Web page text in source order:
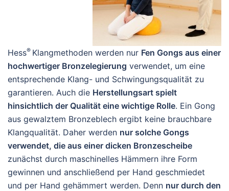
Hess® Klangmethoden werden nur Fen Gongs aus einer
hochwertiger Bronzelegierung verwendet, um eine
entsprechende Klang- und Schwingungsqualität zu
garantieren. Auch die Herstellungsart spielt
hinsichtlich der Qualität eine wichtige Rolle. Ein Gong
aus gewalztem Bronzeblech ergibt keine brauchbare
Klangqualität. Daher werden nur solche Gongs
verwendet, die aus einer dicken Bronzescheibe
zunächst durch maschinelles Hämmern ihre Form
gewinnen und anschließend per Hand geschmiedet
und per Hand gehämmert werden. Denn nur durch den